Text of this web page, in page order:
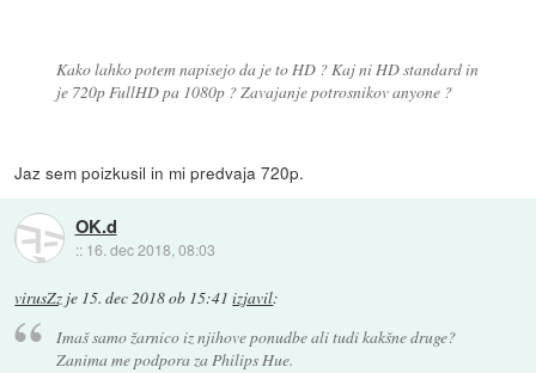
Kako lahko potem napisejo da je to HD ? Kaj ni HD standard in
je 720p FullHD pa 1080p ? Zavajanje potrosnikov anyone ?
Jaz sem poizkusil in mi predvaja 720p.
OK.d
:: 16. dec 2018, 08:03
virusZz je 15. dec 2018 ob 15:41 izjavil:
Imaš samo žarnico iz njihove ponudbe ali tudi kakšne druge?
Zanima me podpora za Philips Hue.